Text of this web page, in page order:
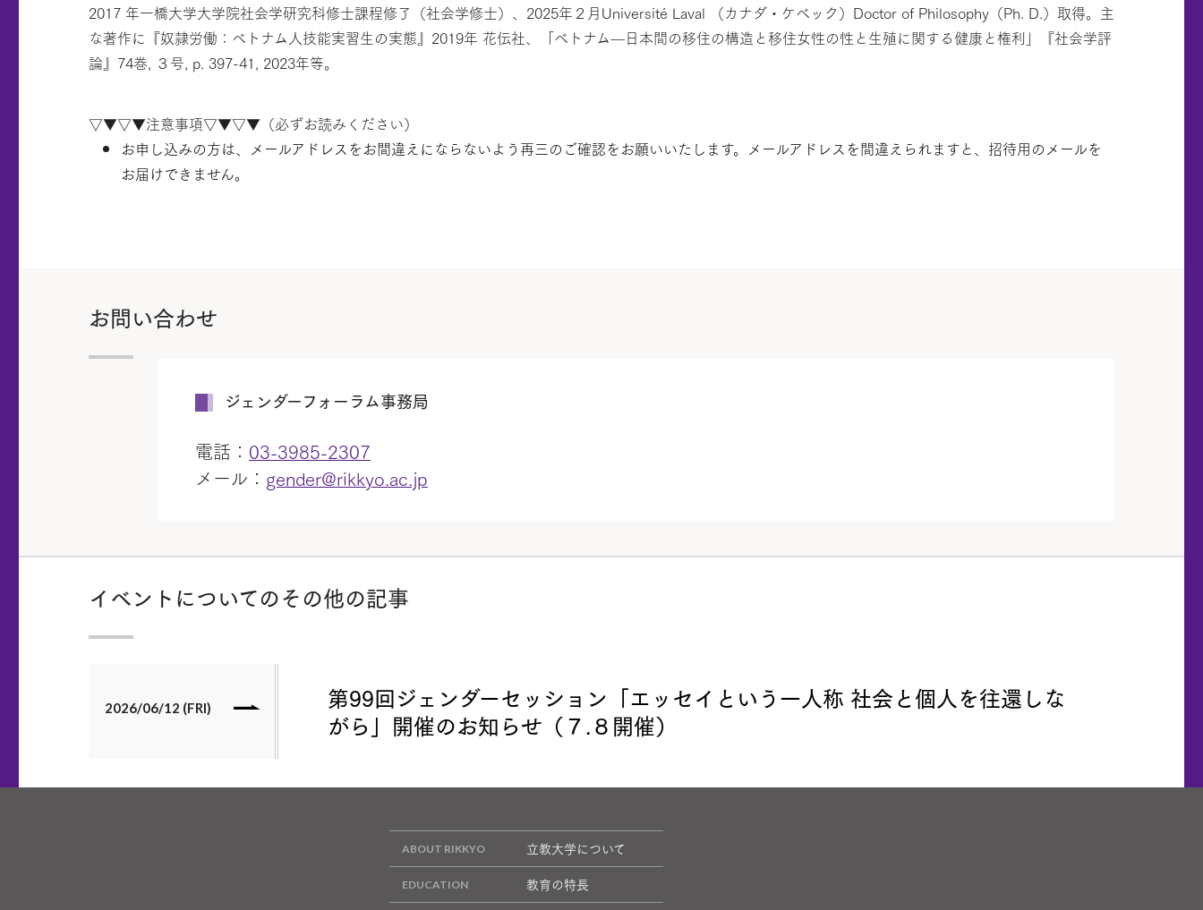
2017 年一橋大学大学院社会学研究科修士課程修了（社会学修士）、2025年２月Université Laval （カナダ・ケベック）Doctor of Philosophy（Ph. D.）取得。主
な著作に『奴隷労働：ベトナム人技能実習生の実態』2019年 花伝社、「ベトナム—日本間の移住の構造と移住女性の性と生殖に関する健康と権利」『社会学評
論』74巻, ３号, p. 397-41, 2023年等。
▽▼▽▼注意事項▽▼▽▼（必ずお読みください）
お申し込みの方は、メールアドレスをお間違えにならないよう再三のご確認をお願いいたします。メールアドレスを間違えられますと、招待用のメールを
お届けできません。
お問い合わせ
ジェンダーフォーラム事務局
電話： 03-3985-2307
メール： gender@rikkyo.ac.jp
イベントについてのその他の記事
2026/06/12 (FRI)
第99回ジェンダーセッション「エッセイという一人称 社会と個人を往還しな
がら」開催のお知らせ（７.８開催）
立教大学について
教育の特長